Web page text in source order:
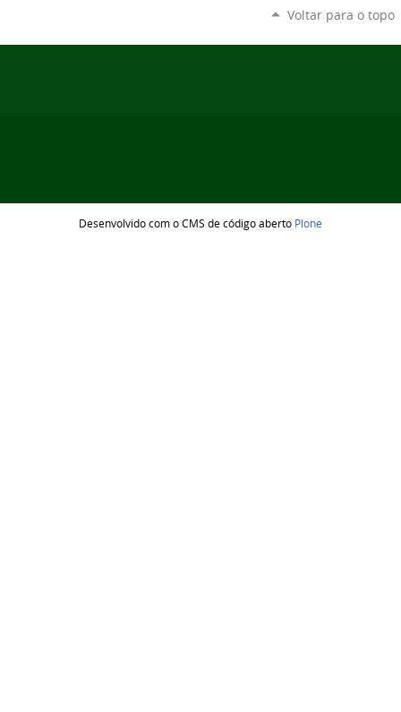
Voltar para o topo
Desenvolvido com o CMS de código aberto Plone